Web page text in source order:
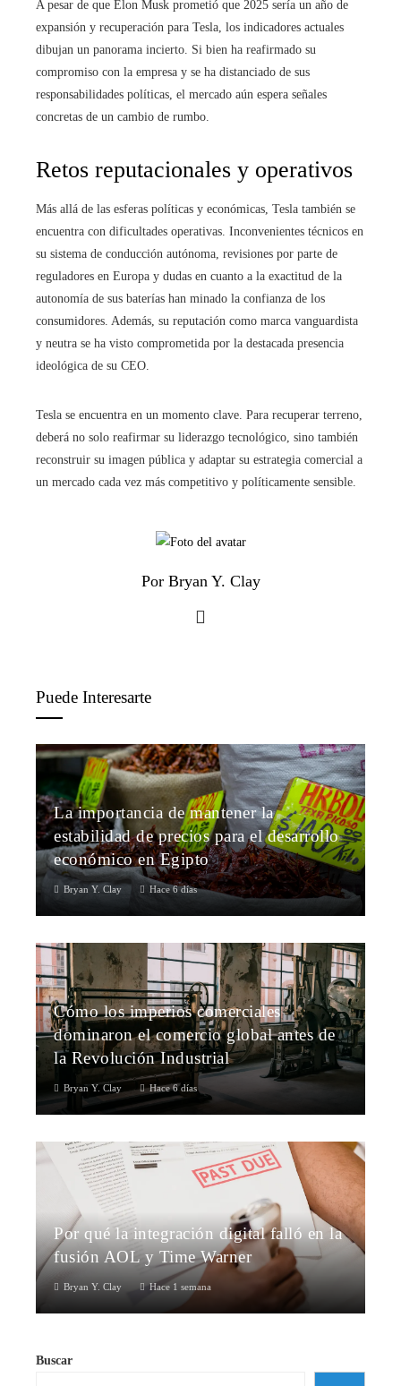
A pesar de que Elon Musk prometió que 2025 sería un año de
expansión y recuperación para Tesla, los indicadores actuales
dibujan un panorama incierto. Si bien ha reafirmado su
compromiso con la empresa y se ha distanciado de sus
responsabilidades políticas, el mercado aún espera señales
concretas de un cambio de rumbo.
Retos reputacionales y operativos
Más allá de las esferas políticas y económicas, Tesla también se
encuentra con dificultades operativas. Inconvenientes técnicos en
su sistema de conducción autónoma, revisiones por parte de
reguladores en Europa y dudas en cuanto a la exactitud de la
autonomía de sus baterías han minado la confianza de los
consumidores. Además, su reputación como marca vanguardista
y neutra se ha visto comprometida por la destacada presencia
ideológica de su CEO.
Tesla se encuentra en un momento clave. Para recuperar terreno,
deberá no solo reafirmar su liderazgo tecnológico, sino también
reconstruir su imagen pública y adaptar su estrategia comercial a
un mercado cada vez más competitivo y políticamente sensible.
Por Bryan Y. Clay
Puede Interesarte
La importancia de mantener la
estabilidad de precios para el desarrollo
económico en Egipto
Bryan Y. Clay Hace 6 días
Cómo los imperios comerciales
dominaron el comercio global antes de
la Revolución Industrial
Bryan Y. Clay Hace 6 días
Por qué la integración digital falló en la
fusión AOL y Time Warner
Bryan Y. Clay Hace 1 semana
Buscar